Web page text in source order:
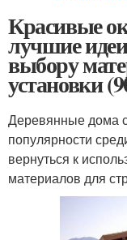
Красивые
лучшие
выбору
установки
Деревянные дома
популярности
вернуться к
материалов для